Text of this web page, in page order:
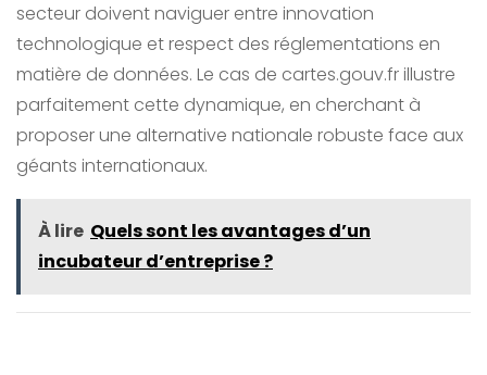
secteur doivent naviguer entre innovation
technologique et respect des réglementations en
matière de données. Le cas de cartes.gouv.fr illustre
parfaitement cette dynamique, en cherchant à
proposer une alternative nationale robuste face aux
géants internationaux.
À lire Quels sont les avantages d’un
incubateur d’entreprise ?